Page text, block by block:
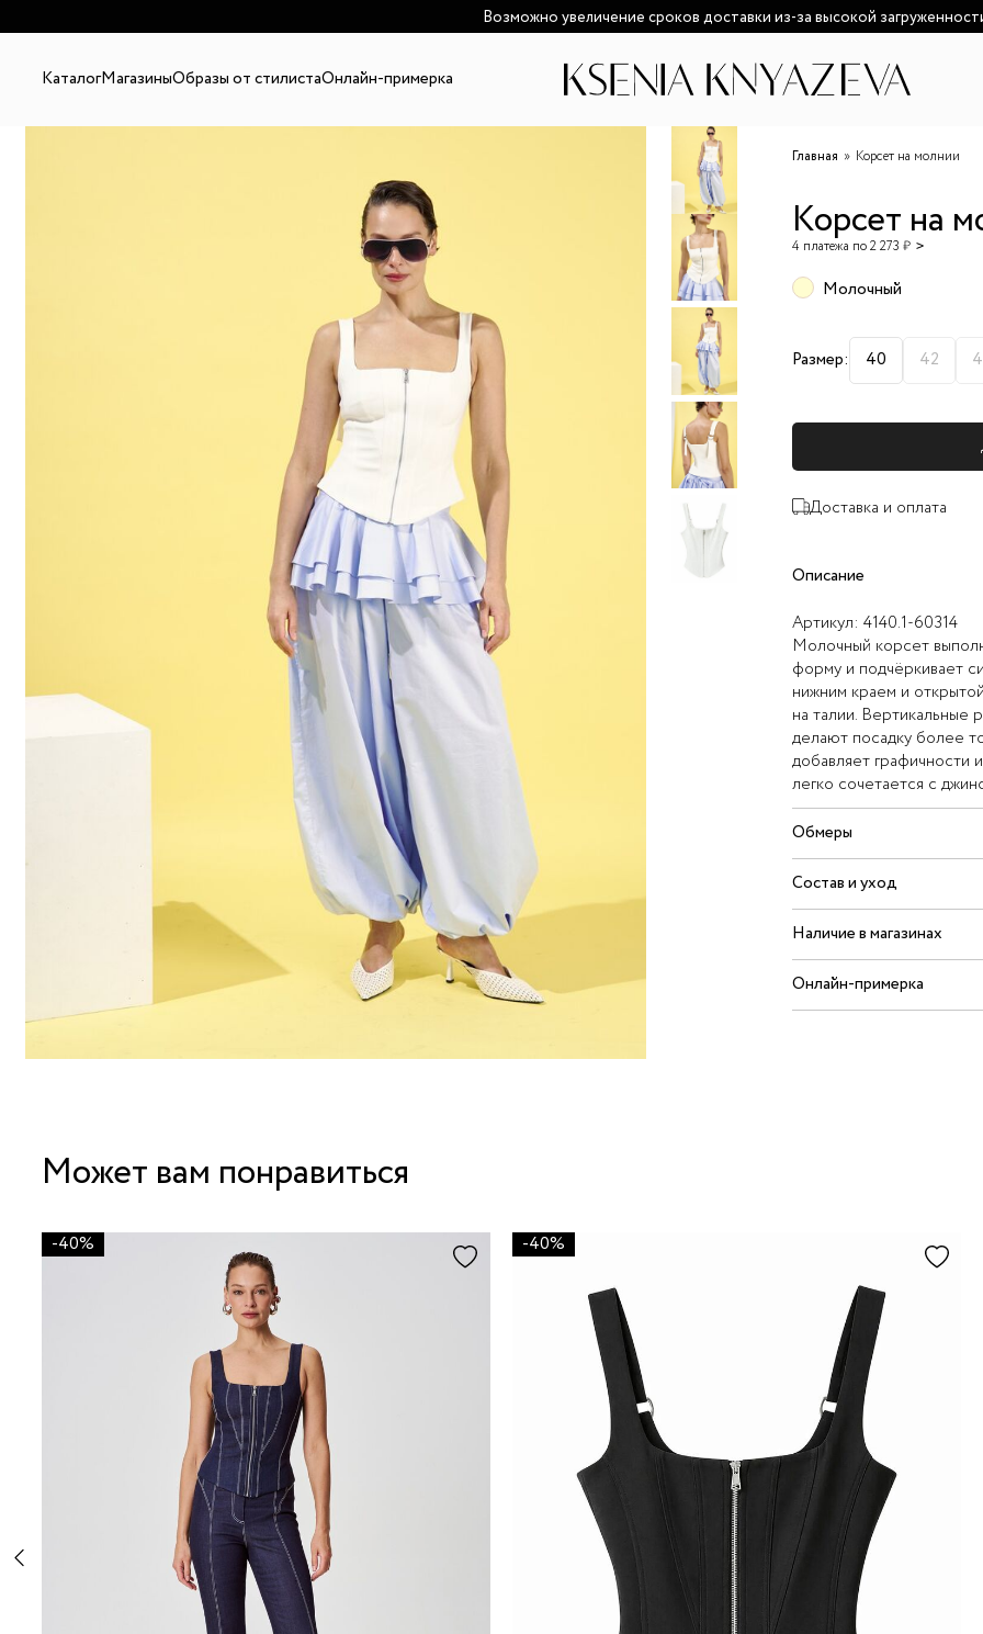
Возможно увеличение сроков доставки из-за высокой
КаталогМагазиныОбразы от стилистаОнлайн-примерка
Главная Корсет на молнии
Корсет на
4 платежа по 2 273 ₽
Молочный
Размер: 40 42
Доставка и оплата
Описание
Артикул: 4140.1-60314
Молочный корсет
форму и подчёркивает
нижним краем и
на талии. Вертикальные
делают посадку более
добавляет графичности
легко сочетается с
Обмеры
Состав и уход
Наличие в магазинах
Онлайн-примерка
Может вам понравиться
-40% -40%